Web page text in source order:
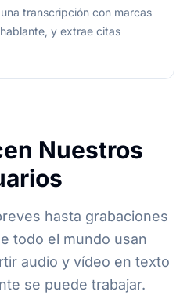
transcripción con marcas
y extrae citas
Nuestros
hasta grabaciones
todo el mundo usan
audio y vídeo en texto
se puede trabajar.